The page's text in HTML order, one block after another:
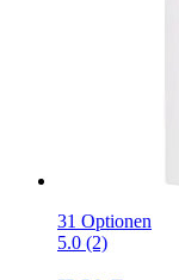
31 Optionen
5.0 (2)